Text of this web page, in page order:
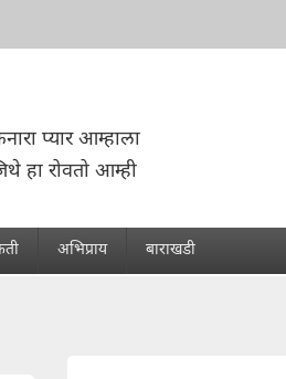
प्यार आम्हाला
हा रोवतो आम्ही
अभिप्राय बाराखडी